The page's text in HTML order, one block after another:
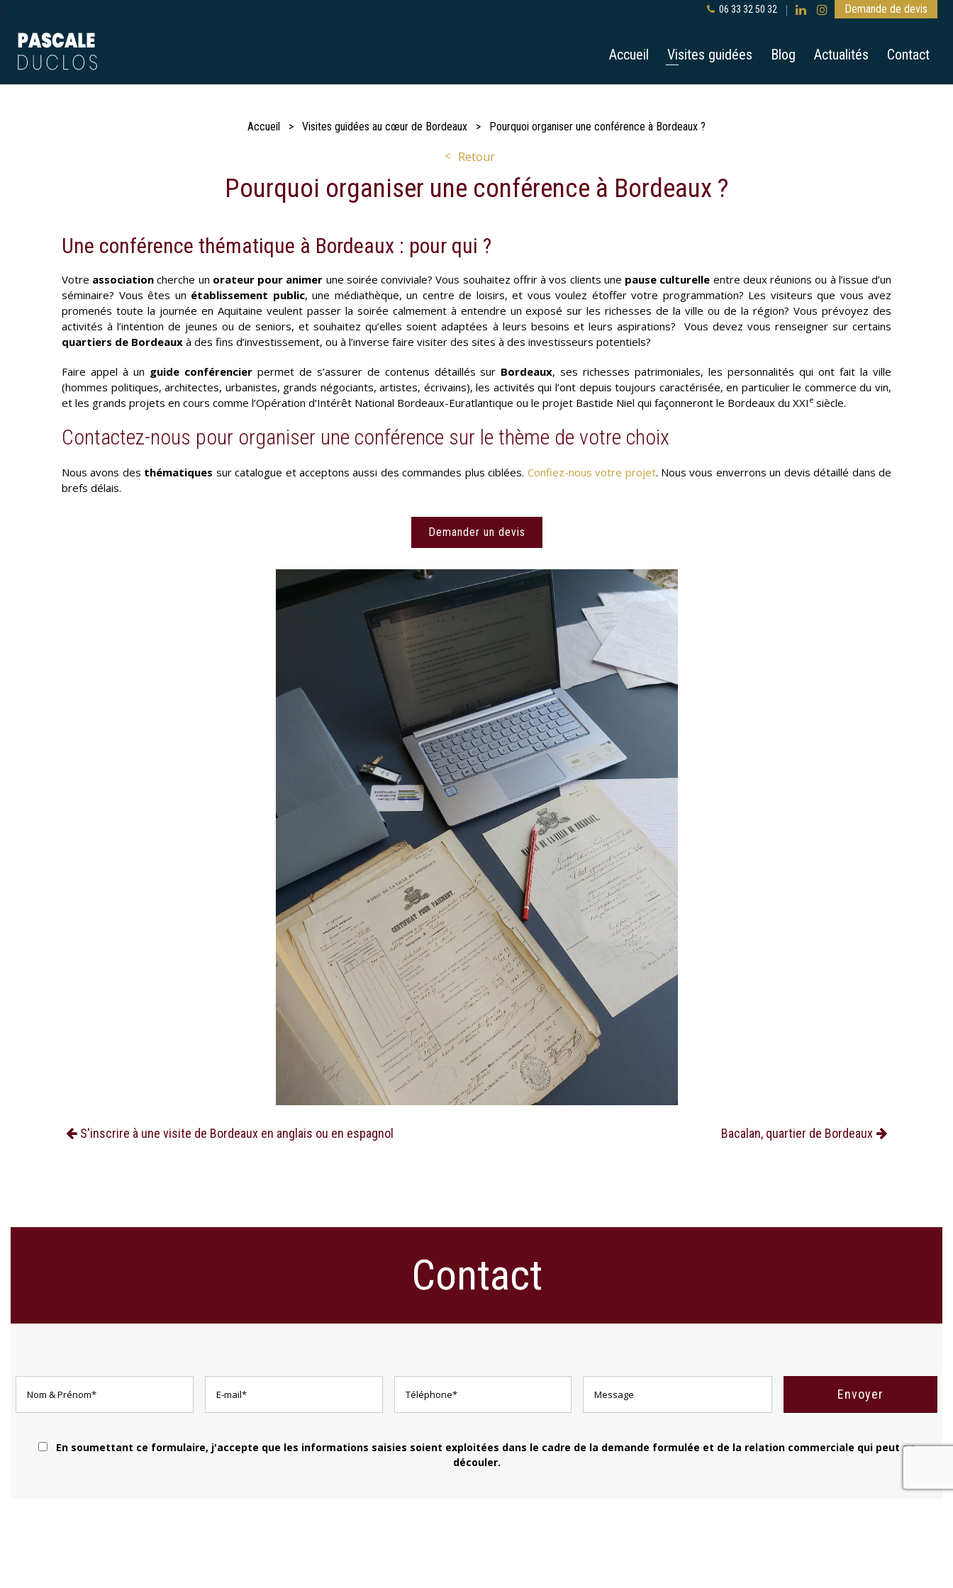
06 33 32 50 32 Demande de devis
Accueil Visites guidées Blog Actualités Contact
Accueil Visites guidées au cœur de Bordeaux Pourquoi organiser une conférence à Bordeaux ?
Retour
Pourquoi organiser une conférence à Bordeaux ?
Une conférence thématique à Bordeaux : pour qui ?
Votre association cherche un orateur pour animer une soirée conviviale? Vous souhaitez offrir à vos clients une pause culturelle entre deux réunions ou à l’issue d’un
séminaire? Vous êtes un établissement public, une médiathèque, un centre de loisirs, et vous voulez étoffer votre programmation? Les visiteurs que vous avez
promenés toute la journée en Aquitaine veulent passer la soirée calmement à entendre un exposé sur les richesses de la ville ou de la région? Vous prévoyez des
activités à l’intention de jeunes ou de seniors, et souhaitez qu’elles soient adaptées à leurs besoins et leurs aspirations? Vous devez vous renseigner sur certains
quartiers de Bordeaux à des fins d’investissement, ou à l’inverse faire visiter des sites à des investisseurs potentiels?
Faire appel à un guide conférencierpermet de s’assurer de contenus détaillés sur Bordeaux, ses richesses patrimoniales, les personnalités qui ont fait la ville
(hommes politiques, architectes, urbanistes, grands négociants, artistes, écrivains), les activités qui l’ont depuis toujours caractérisée, en particulier le commerce du vin,
et les grands projets en cours comme l’Opération d’Intérêt National Bordeaux-Euratlantique ou le projet Bastide Niel qui façonneront le Bordeaux du XXI e siècle.
Contactez-nous pour organiser une conférence sur le thème de votre choix
Nous avons des thématiques sur catalogue et acceptons aussi des commandes plus ciblées. Confiez-nous votre projet. Nous vous enverrons un devis détaillé dans de
brefs délais.
Demander un devis
S'inscrire à une visite de Bordeaux en anglais ou en espagnol Bacalan, quartier de Bordeaux
Contact
En soumettant ce formulaire, j'accepte que les informations saisies soient exploitées dans le cadre de la demande formulée et de la relation commerciale qui peut en
découler.